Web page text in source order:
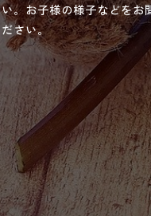
い。お子様の様子などをお
ださい。